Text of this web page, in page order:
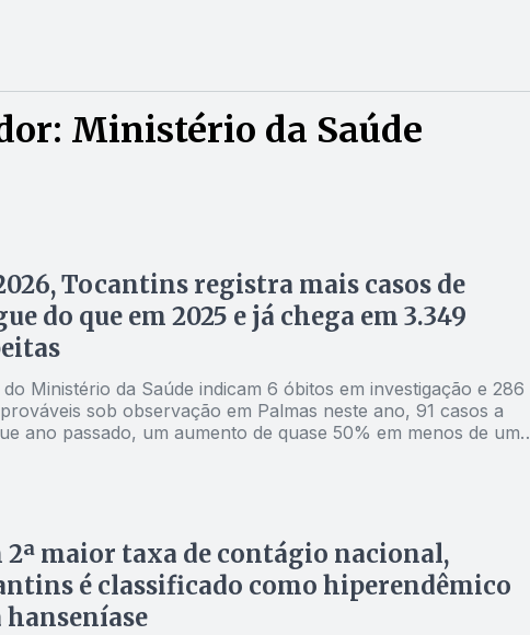
Ministério da Saúde
Tocantins registra mais casos de
do que em 2025 e já chega em 3.349
do Ministério da Saúde indicam 6 óbitos em investigação e 286
sob observação em Palmas neste ano, 91 casos a
ano passado, um aumento de quase 50% em menos de um
2ª maior taxa de contágio nacional,
é classificado como hiperendêmico
hanseníase